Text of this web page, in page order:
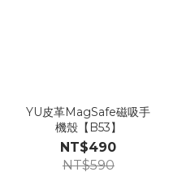
YU皮革MagSafe磁吸手
機殼【B53】
NT$490
NT$590